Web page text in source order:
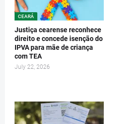
CEARÁ
Justiça cearense reconhece
direito e concede isenção do
IPVA para mãe de criança
com TEA
July 22, 2026